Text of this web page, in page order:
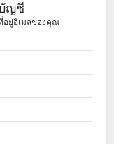
ญชี
อยู่อีเมลของคุณ